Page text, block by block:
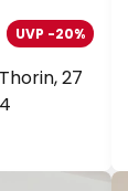
27
UVP -20%